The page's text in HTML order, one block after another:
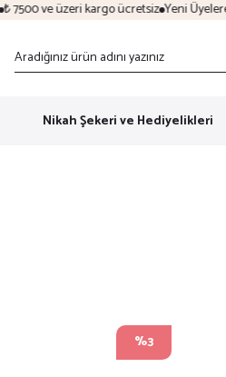
ve üzeri kargo ücretsiz Yeni Üyelere
Nikah Şekeri ve Hediyelikleri
%3